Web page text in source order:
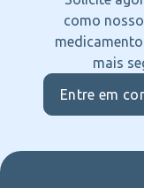
como
mais
Entre em